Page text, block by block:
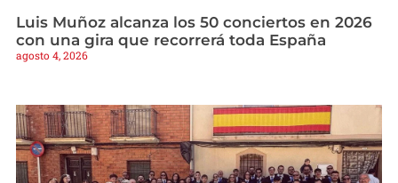
Luis Muñoz alcanza los 50 conciertos en 2026
con una gira que recorrerá toda España
agosto 4, 2026